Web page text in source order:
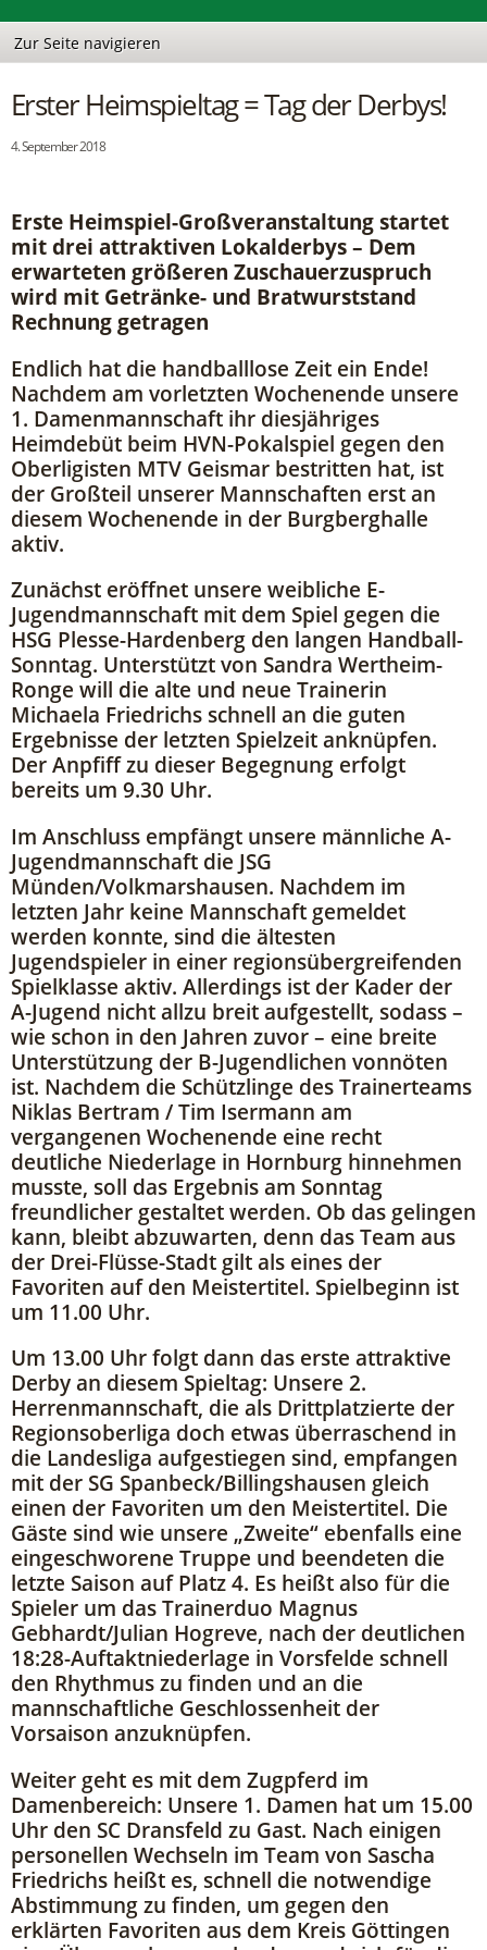
Erster Heimspieltag = Tag der Derbys!
4. September 2018
Erste Heimspiel-Großveranstaltung startet
mit drei attraktiven Lokalderbys – Dem
erwarteten größeren Zuschauerzuspruch
wird mit Getränke- und Bratwurststand
Rechnung getragen
Endlich hat die handballlose Zeit ein Ende!
Nachdem am vorletzten Wochenende unsere
1. Damenmannschaft ihr diesjähriges
Heimdebüt beim HVN-Pokalspiel gegen den
Oberligisten MTV Geismar bestritten hat, ist
der Großteil unserer Mannschaften erst an
diesem Wochenende in der Burgberghalle
aktiv.
Zunächst eröffnet unsere weibliche E-
Jugendmannschaft mit dem Spiel gegen die
HSG Plesse-Hardenberg den langen Handball-
Sonntag. Unterstützt von Sandra Wertheim-
Ronge will die alte und neue Trainerin
Michaela Friedrichs schnell an die guten
Ergebnisse der letzten Spielzeit anknüpfen.
Der Anpfiff zu dieser Begegnung erfolgt
bereits um 9.30 Uhr.
Im Anschluss empfängt unsere männliche A-
Jugendmannschaft die JSG
Münden/Volkmarshausen. Nachdem im
letzten Jahr keine Mannschaft gemeldet
werden konnte, sind die ältesten
Jugendspieler in einer regionsübergreifenden
Spielklasse aktiv. Allerdings ist der Kader der
A-Jugend nicht allzu breit aufgestellt, sodass –
wie schon in den Jahren zuvor – eine breite
Unterstützung der B-Jugendlichen vonnöten
ist. Nachdem die Schützlinge des Trainerteams
Niklas Bertram / Tim Isermann am
vergangenen Wochenende eine recht
deutliche Niederlage in Hornburg hinnehmen
musste, soll das Ergebnis am Sonntag
freundlicher gestaltet werden. Ob das gelingen
kann, bleibt abzuwarten, denn das Team aus
der Drei-Flüsse-Stadt gilt als eines der
Favoriten auf den Meistertitel. Spielbeginn ist
um 11.00 Uhr.
Um 13.00 Uhr folgt dann das erste attraktive
Derby an diesem Spieltag: Unsere 2.
Herrenmannschaft, die als Drittplatzierte der
Regionsoberliga doch etwas überraschend in
die Landesliga aufgestiegen sind, empfangen
mit der SG Spanbeck/Billingshausen gleich
einen der Favoriten um den Meistertitel. Die
Gäste sind wie unsere „Zweite“ ebenfalls eine
eingeschworene Truppe und beendeten die
letzte Saison auf Platz 4. Es heißt also für die
Spieler um das Trainerduo Magnus
Gebhardt/Julian Hogreve, nach der deutlichen
18:28-Auftaktniederlage in Vorsfelde schnell
den Rhythmus zu finden und an die
mannschaftliche Geschlossenheit der
Vorsaison anzuknüpfen.
Weiter geht es mit dem Zugpferd im
Damenbereich: Unsere 1. Damen hat um 15.00
Uhr den SC Dransfeld zu Gast. Nach einigen
personellen Wechseln im Team von Sascha
Friedrichs heißt es, schnell die notwendige
Abstimmung zu finden, um gegen den
erklärten Favoriten aus dem Kreis Göttingen